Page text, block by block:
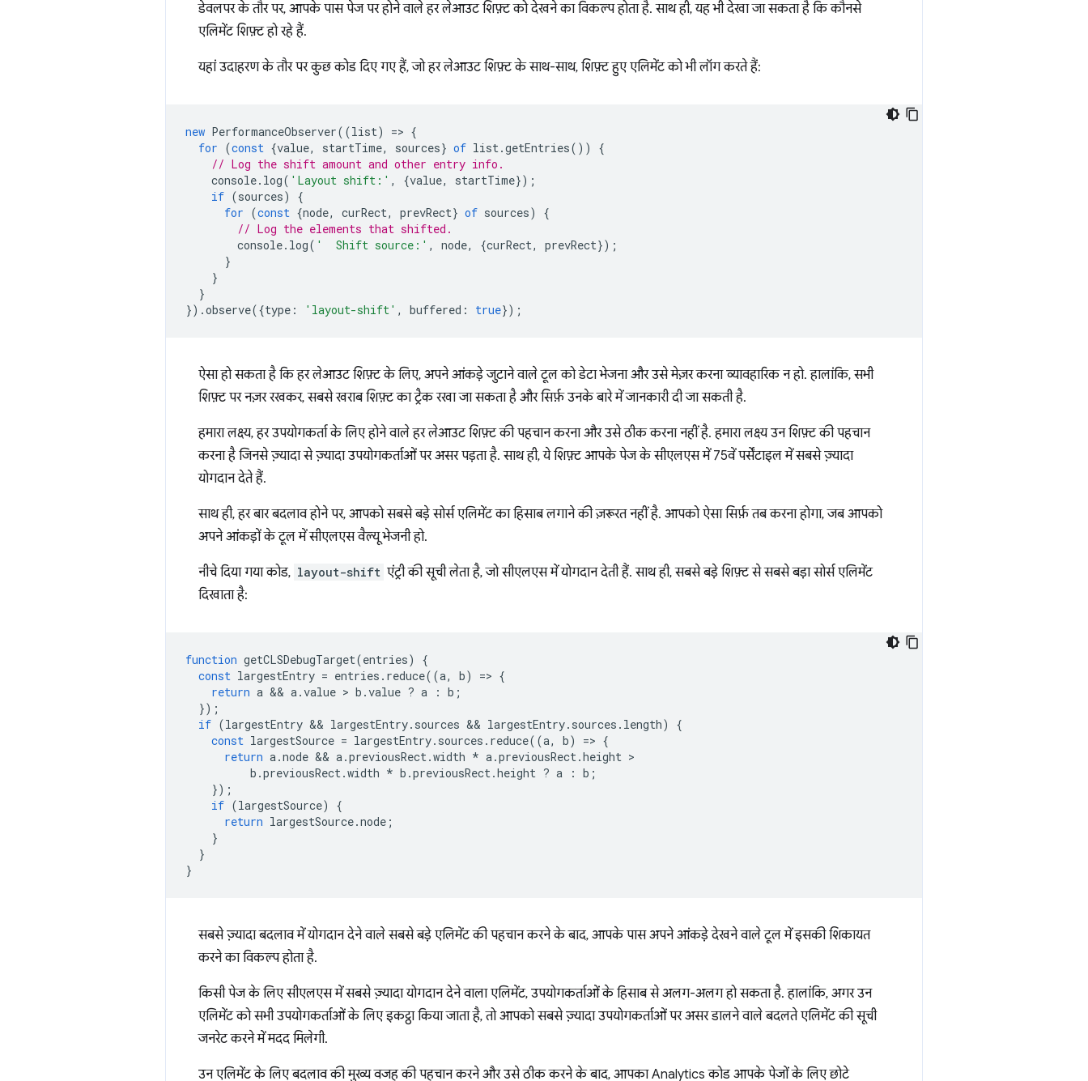
डेवलपर के तौर पर, आपके पास पेज पर होने वाले हर लेआउट शिफ़्ट को देखने का विकल्प होता है. साथ ही, यह भी देखा जा सकता है कि कौनसे
एलिमेंट शिफ़्ट हो रहे हैं.
यहां उदाहरण के तौर पर कुछ कोड दिए गए हैं, जो हर लेआउट शिफ़्ट के साथ-साथ, शिफ़्ट हुए एलिमेंट को भी लॉग करते हैं:
new PerformanceObserver((list) => {
for (const {value, startTime, sources} of list.getEntries())
{
// Log the shift amount and other entry info.
console. log( 'Layout shift:' , {value, startTime});
if (sources)
{
for (const {node, curRect, prevRect} of sources)
{
// Log the elements that shifted.
console. log( '  Shift source:' , node, {curRect, prevRect});
}
}
}
}).observe({type : 'layout-shift' , buffered : true});
ऐसा हो सकता है कि हर लेआउट शिफ़्ट के लिए, अपने आंकड़े जुटाने वाले टूल को डेटा भेजना और उसे मेज़र करना व्यावहारिक न हो. हालांकि, सभी
शिफ़्ट पर नज़र रखकर, सबसे खराब शिफ़्ट का ट्रैक रखा जा सकता है और सिर्फ़ उनके बारे में जानकारी दी जा सकती है.
हमारा लक्ष्य, हर उपयोगकर्ता के लिए होने वाले हर लेआउट शिफ़्ट की पहचान करना और उसे ठीक करना नहीं है. हमारा लक्ष्य उन शिफ़्ट की पहचान
करना है जिनसे ज़्यादा से ज़्यादा उपयोगकर्ताओं पर असर पड़ता है. साथ ही, ये शिफ़्ट आपके पेज के सीएलएस में 75वें पर्सेंटाइल में सबसे ज़्यादा
योगदान देते हैं.
साथ ही, हर बार बदलाव होने पर, आपको सबसे बड़े सोर्स एलिमेंट का हिसाब लगाने की ज़रूरत नहीं है. आपको ऐसा सिर्फ़ तब करना होगा, जब आपको
अपने आंकड़ों के टूल में सीएलएस वैल्यू भेजनी हो.
नीचे दिया गया कोड, layout-shift एंट्री की सूची लेता है, जो सीएलएस में योगदान देती हैं. साथ ही, सबसे बड़े शिफ़्ट से सबसे बड़ा सोर्स एलिमेंट
दिखाता है:
function getCLSDebugTarget(entries)
{
const largestEntry = entries . reduce((a, b) => {
return a && a.value > b .value ? a : b ;
});
if (largestEntry && largestEntry. sources && largestEntry. sources . length)
{
const largestSource = largestEntry. sources . reduce((a, b) => {
return a.node && a.previousRect.width * a.previousRect.height
b .previousRect.width * b .previousRect.height ? a : b ;
});
if (largestSource)
{
return largestSource.node ;
}
}
}
सबसे ज़्यादा बदलाव में योगदान देने वाले सबसे बड़े एलिमेंट की पहचान करने के बाद, आपके पास अपने आंकड़े देखने वाले टूल में इसकी शिकायत
करने का विकल्प होता है.
किसी पेज के लिए सीएलएस में सबसे ज़्यादा योगदान देने वाला एलिमेंट, उपयोगकर्ताओं के हिसाब से अलग-अलग हो सकता है. हालांकि, अगर उन
एलिमेंट को सभी उपयोगकर्ताओं के लिए इकट्ठा किया जाता है, तो आपको सबसे ज़्यादा उपयोगकर्ताओं पर असर डालने वाले बदलते एलिमेंट की सूची
जनरेट करने में मदद मिलेगी.
उन एलिमेंट के लिए बदलाव की मुख्य वजह की पहचान करने और उसे ठीक करने के बाद, आपका Analytics कोड आपके पेजों के लिए छोटे